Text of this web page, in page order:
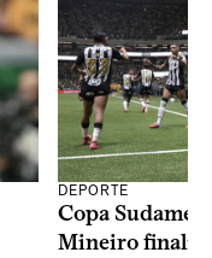
DEPORTE
Copa
Mineiro